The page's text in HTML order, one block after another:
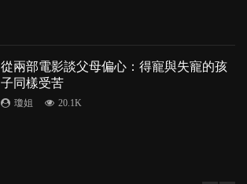
從兩部電影談父母偏心：得寵與失寵的孩
子同樣受苦
瓊姐 20.1K